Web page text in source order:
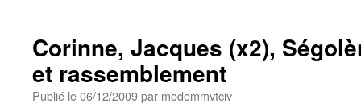
Corinne, Jacques (x2),
et rassemblement
Publié le06/12/2009par modemmvtciv